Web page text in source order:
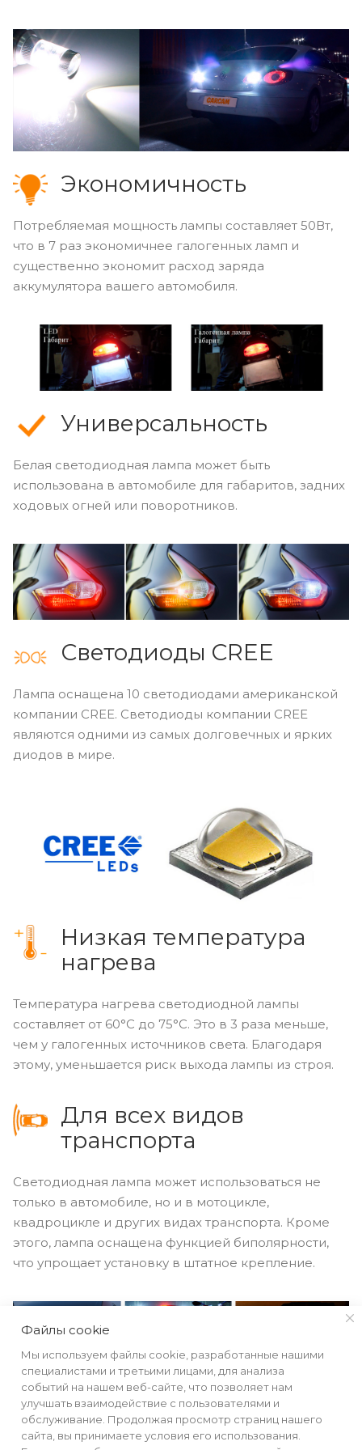
Экономичность
Потребляемая мощность лампы составляет 50Вт,
что в 7 раз экономичнее галогенных ламп и
существенно экономит расход заряда
аккумулятора вашего автомобиля.
Универсальность
Белая светодиодная лампа может быть
использована в автомобиле для габаритов, задних
ходовых огней или поворотников.
Светодиоды CREE
Лампа оснащена 10 светодиодами американской
компании CREE. Светодиоды компании CREE
являются одними из самых долговечных и ярких
диодов в мире.
Низкая температура
нагрева
Температура нагрева светодиодной лампы
составляет от 60°С до 75°С. Это в 3 раза меньше,
чем у галогенных источников света. Благодаря
этому, уменьшается риск выхода лампы из строя.
Для всех видов
транспорта
Светодиодная лампа может использоваться не
только в автомобиле, но и в мотоцикле,
квадроцикле и других видах транспорта. Кроме
этого, лампа оснащена функцией биполярности,
что упрощает установку в штатное крепление.
Файлы cookie
Мы используем файлы cookie, разработанные нашими
специалистами и третьими лицами, для анализа
событий на нашем веб-сайте, что позволяет нам
улучшать взаимодействие с пользователями и
обслуживание. Продолжая просмотр страниц нашего
сайта, вы принимаете условия его использования.